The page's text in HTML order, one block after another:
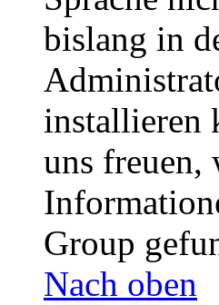
bislang in
installieren
uns freuen,
Group
Nach oben